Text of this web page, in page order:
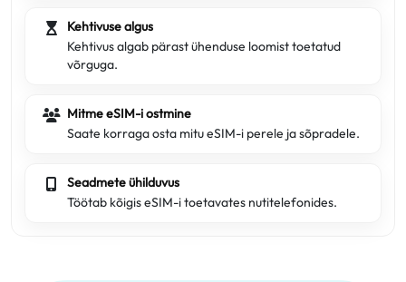
Kehtivuse algus
Kehtivus algab pärast ühenduse loomist toetatud
võrguga.
Mitme eSIM-i ostmine
Saate korraga osta mitu eSIM-i perele ja sõpradele.
Seadmete ühilduvus
Töötab kõigis eSIM-i toetavates nutitelefonides.